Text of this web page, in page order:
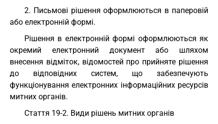
2. Письмові рішення оформлюються в паперовій
або електронній формі.
Рішення в електронній формі оформлюються як
окремий електронний документ або шляхом
внесення відміток, відомостей про прийняте рішення
до відповідних систем, що забезпечують
функціонування електронних інформаційних ресурсів
митних органів.
Cтаття 19-2. Види рішень митних органів